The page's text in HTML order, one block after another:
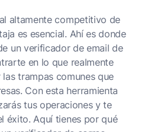
altamente competitivo de
es esencial. Ahí es donde
un verificador de email de
en lo que realmente
trampas comunes que
Con esta herramienta
tus operaciones y te
éxito. Aquí tienes por qué